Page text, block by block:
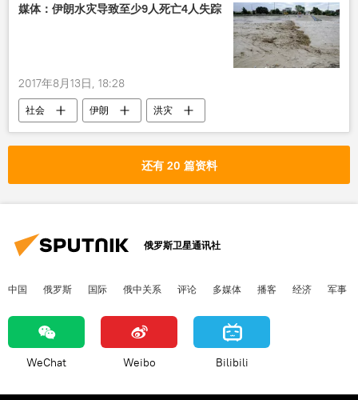
媒体：伊朗水灾导致至少9人死亡4人失踪
2017年8月13日, 18:28
社会 伊朗 洪灾
还有 20 篇资料
俄罗斯卫星通讯社
中国 俄罗斯 国际 俄中关系 评论 多媒体 播客 经济 军事
WeChat Weibo Bilibili